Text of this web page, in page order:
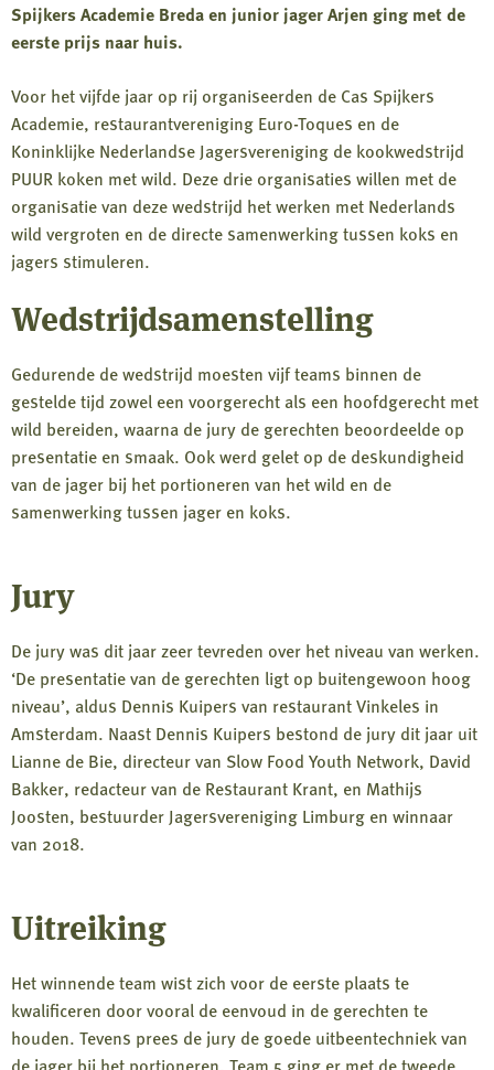
Spijkers Academie Breda en junior jager Arjen ging met de
eerste prijs naar huis.
Voor het vijfde jaar op rij organiseerden de Cas Spijkers
Academie, restaurantvereniging Euro-Toques en de
Koninklijke Nederlandse Jagersvereniging de kookwedstrijd
PUUR koken met wild. Deze drie organisaties willen met de
organisatie van deze wedstrijd het werken met Nederlands
wild vergroten en de directe samenwerking tussen koks en
jagers stimuleren.
Wedstrijdsamenstelling
Gedurende de wedstrijd moesten vijf teams binnen de
gestelde tijd zowel een voorgerecht als een hoofdgerecht met
wild bereiden, waarna de jury de gerechten beoordeelde op
presentatie en smaak. Ook werd gelet op de deskundigheid
van de jager bij het portioneren van het wild en de
samenwerking tussen jager en koks.
Jury
De jury was dit jaar zeer tevreden over het niveau van werken.
‘De presentatie van de gerechten ligt op buitengewoon hoog
niveau’, aldus Dennis Kuipers van restaurant Vinkeles in
Amsterdam. Naast Dennis Kuipers bestond de jury dit jaar uit
Lianne de Bie, directeur van Slow Food Youth Network, David
Bakker, redacteur van de Restaurant Krant, en Mathijs
Joosten, bestuurder Jagersvereniging Limburg en winnaar
van 2018.
Uitreiking
Het winnende team wist zich voor de eerste plaats te
kwalificeren door vooral de eenvoud in de gerechten te
houden. Tevens prees de jury de goede uitbeentechniek van